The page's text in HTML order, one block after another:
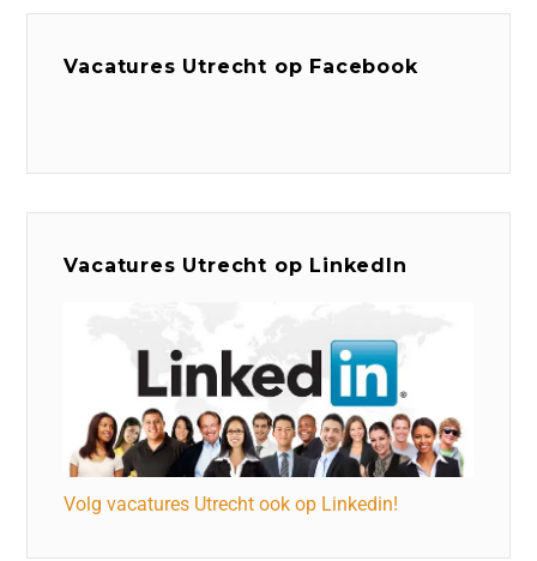
Vacatures Utrecht op Facebook
Vacatures Utrecht op LinkedIn
Volg vacatures Utrecht ook op Linkedin!